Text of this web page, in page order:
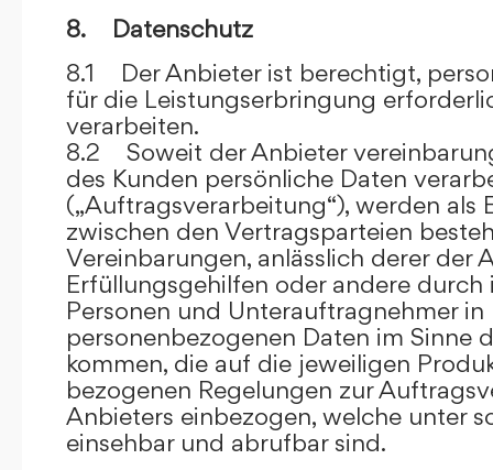
8. Datenschutz
8.1 Der Anbieter ist berechtigt,
für die Leistungserbringung
verarbeiten.
8.2 Soweit der Anbieter
des Kunden persönliche Daten
(„Auftragsverarbeitung“), werden als
zwischen den Vertragsparteien
Vereinbarungen, anlässlich derer der
Erfüllungsgehilfen oder andere
Personen und Unterauftragnehmer
personenbezogenen Daten im Sinne
kommen, die auf die jeweiligen
bezogenen Regelungen zur
Anbieters einbezogen, welche unter
einsehbar und abrufbar sind.